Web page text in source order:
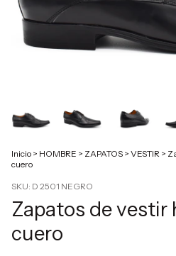
Inicio > HOMBRE > ZAPATOS > VESTIR >
cuero
SKU: D 2501 NEGRO
Zapatos de vestir
cuero